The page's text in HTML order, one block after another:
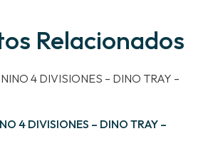
Relacionados
4 DIVISIONES – DINO TRAY –